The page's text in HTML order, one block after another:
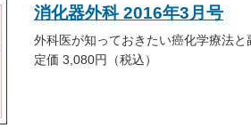
消化器外科 2016年3月号
外科医が知っておきたい癌化学療法
定価 3,080円（税込）